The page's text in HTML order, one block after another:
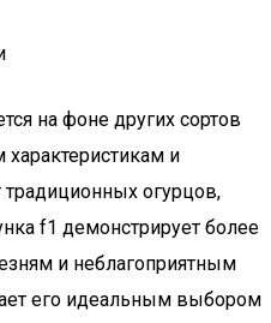
на фоне других сортов
и
огурцов,
f1 демонстрирует более
и неблагоприятным
его идеальным выбором